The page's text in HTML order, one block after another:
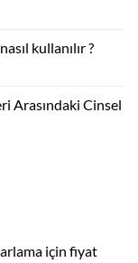
kullanılır ?
Arasındaki Cinsel
için fiyat